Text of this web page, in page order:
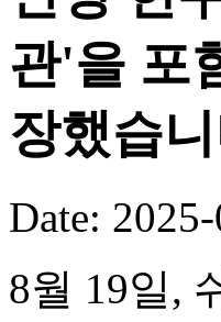
관'을 포
장했습
Date:
8월 19일,